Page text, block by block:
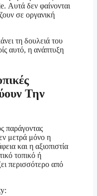
Αυτά δεν φαίνονται
σε οργανική
τη δουλειά του
αυτό, η ανάπτυξη
Την
παράγοντας
μετρά μόνο η
και η αξιοπιστία
τοπικό ή
περισσότερο από